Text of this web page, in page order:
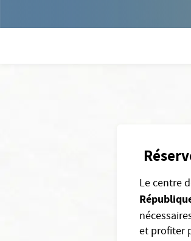
Le centre
et profiter